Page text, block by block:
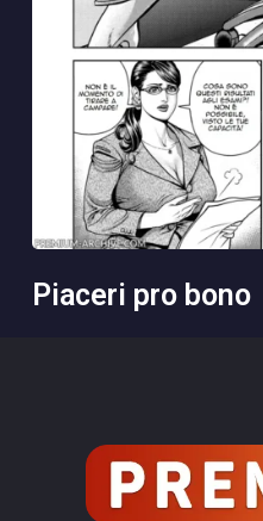
piaceri pro bono